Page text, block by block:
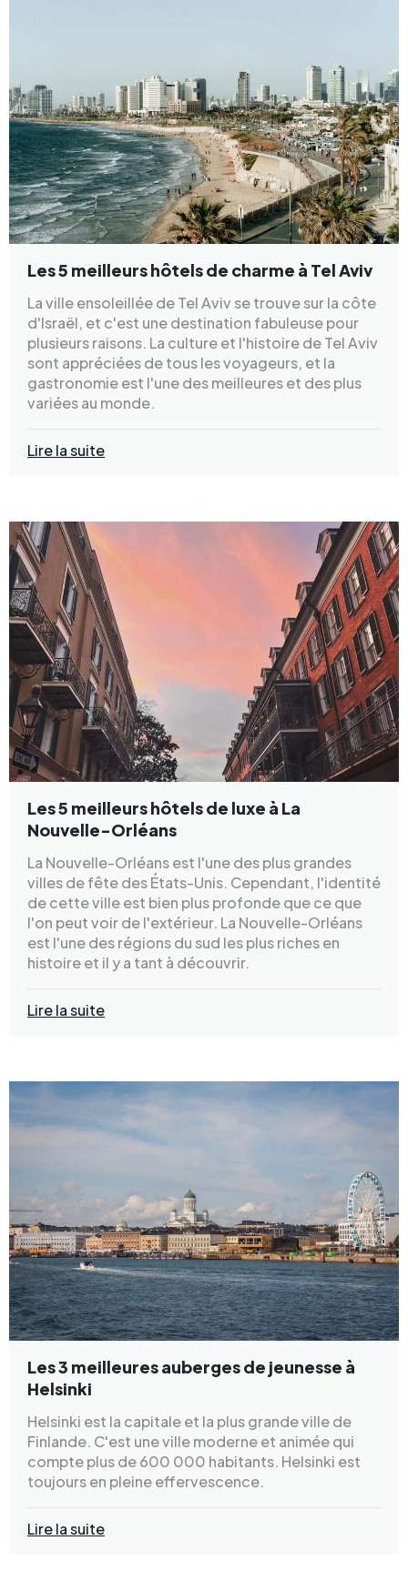
Les 5 meilleurs hôtels de charme à Tel Aviv
La ville ensoleillée de Tel Aviv se trouve sur la côte
d'Israël, et c'est une destination fabuleuse pour
plusieurs raisons. La culture et l'histoire de Tel Aviv
sont appréciées de tous les voyageurs, et la
gastronomie est l'une des meilleures et des plus
variées au monde.
Lire la suite
Les 5 meilleurs hôtels de luxe à La
Nouvelle-Orléans
La Nouvelle-Orléans est l'une des plus grandes
villes de fête des États-Unis. Cependant, l'identité
de cette ville est bien plus profonde que ce que
l'on peut voir de l'extérieur. La Nouvelle-Orléans
est l'une des régions du sud les plus riches en
histoire et il y a tant à découvrir.
Lire la suite
Les 3 meilleures auberges de jeunesse à
Helsinki
Helsinki est la capitale et la plus grande ville de
Finlande. C'est une ville moderne et animée qui
compte plus de 600 000 habitants. Helsinki est
toujours en pleine effervescence.
Lire la suite